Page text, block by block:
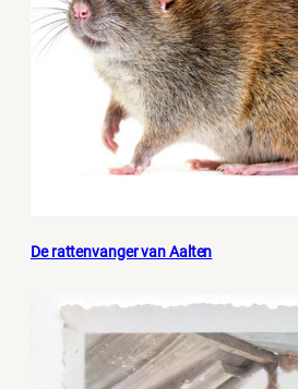
De rattenvanger van Aalten